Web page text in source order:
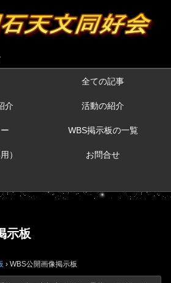
全ての記事
介 活動の紹介
WBS掲示板の一覧
） お問合せ
示板
› WBS公開画像掲示板